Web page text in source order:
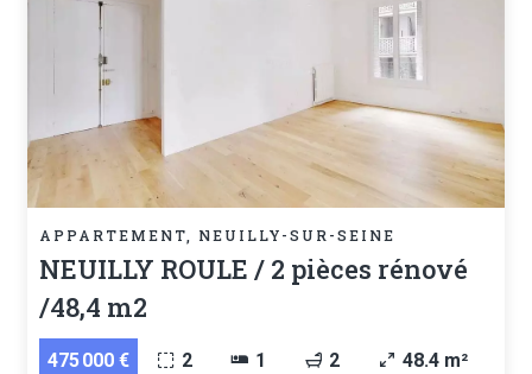
APPARTEMENT, NEUILLY-SUR-SEINE
NEUILLY ROULE / 2 pièces rénové
/48,4 m2
475 000 € 2 1 2 48.4 m²